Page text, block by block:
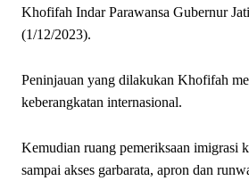
Khofifah Indar Parawansa Gubernur
(1/12/2023).
Peninjauan yang dilakukan Khofifah
keberangkatan internasional.
Kemudian ruang pemeriksaan imigrasi
sampai akses garbarata, apron dan